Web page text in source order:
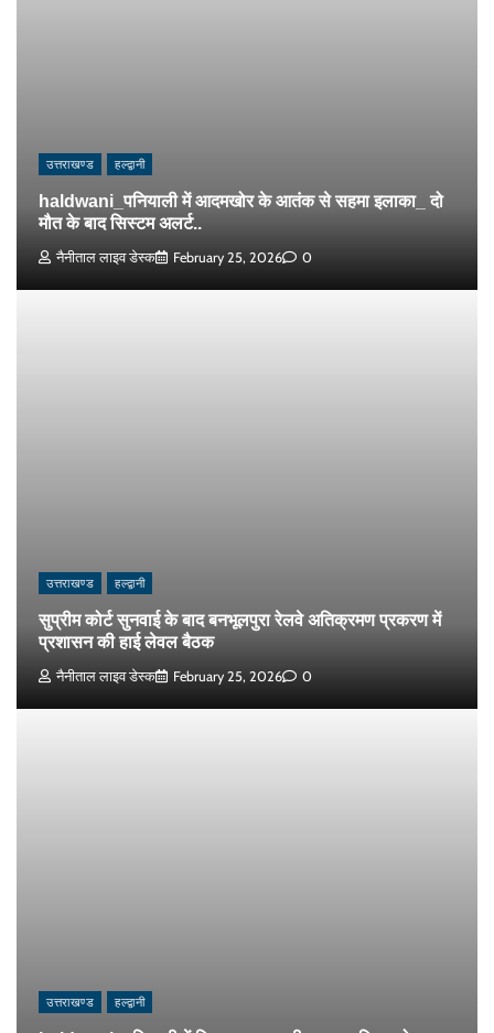
उत्तराखण्ड हल्द्वानी
haldwani_पनियाली में आदमखोर के आतंक से सहमा इलाका_ दो
मौत के बाद सिस्टम अलर्ट..
नैनीताल लाइव डेस्क February 25, 2026 0
उत्तराखण्ड हल्द्वानी
सुप्रीम कोर्ट सुनवाई के बाद बनभूलपुरा रेलवे अतिक्रमण प्रकरण में
प्रशासन की हाई लेवल बैठक
नैनीताल लाइव डेस्क February 25, 2026 0
उत्तराखण्ड हल्द्वानी